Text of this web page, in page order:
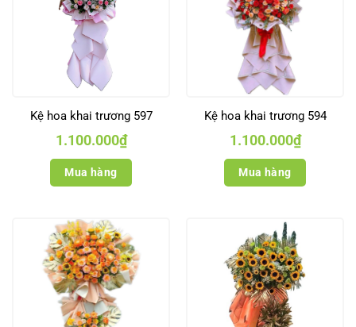
Kệ hoa khai trương 597
1.100.000₫
Mua hàng
Kệ hoa khai trương 594
1.100.000₫
Mua hàng